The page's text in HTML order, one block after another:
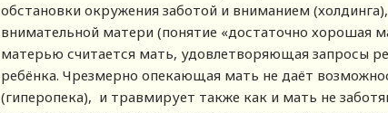
обстановки окружения заботой и вниманием
внимательной матери (понятие «достаточно хорошая
матерью считается мать, удовлетворяющая запросы
ребёнка. Чрезмерно опекающая мать не даёт
(гиперопека), и травмирует также как и мать не